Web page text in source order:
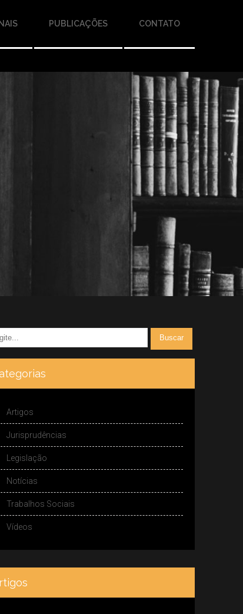
PUBLICAÇÕES CONTATO
Artigos
Jurisprudências
Legislação
Notícias
Trabalhos Sociais
Vídeos